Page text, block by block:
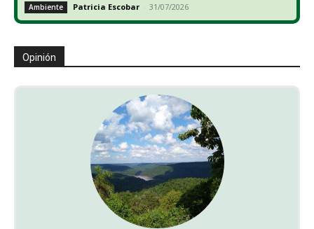
Ambiente Patricia Escobar - 31/07/2026
Opinión